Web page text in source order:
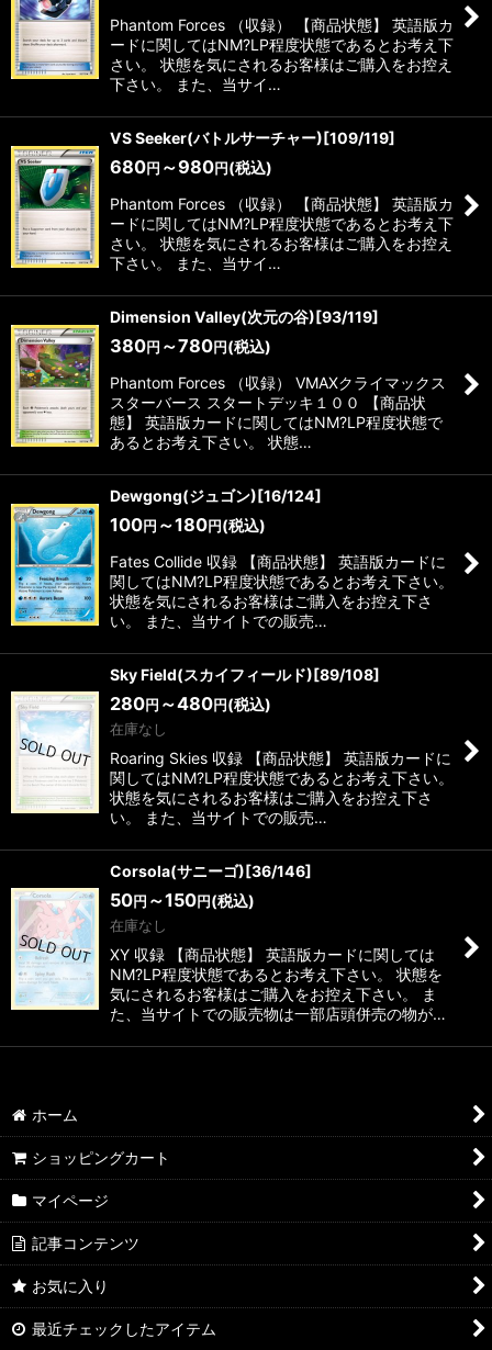
Phantom Forces （収録） 【商品状態】 英語版カ
ードに関してはNM?LP程度状態であるとお考え下
さい。 状態を気にされるお客様はご購入をお控え
下さい。 また、当サイ…
VS Seeker(バトルサーチャー)[109/119]
680円 ～980円 (税込)
Phantom Forces （収録） 【商品状態】 英語版カ
ードに関してはNM?LP程度状態であるとお考え下
さい。 状態を気にされるお客様はご購入をお控え
下さい。 また、当サイ…
Dimension Valley(次元の谷)[93/119]
380円 ～780円 (税込)
Phantom Forces （収録） VMAXクライマックス
スターバース スタートデッキ１００ 【商品状
態】 英語版カードに関してはNM?LP程度状態で
あるとお考え下さい。 状態…
Dewgong(ジュゴン)[16/124]
100円 ～180円 (税込)
Fates Collide 収録 【商品状態】 英語版カードに
関してはNM?LP程度状態であるとお考え下さい。
状態を気にされるお客様はご購入をお控え下さ
い。 また、当サイトでの販売…
Sky Field(スカイフィールド)[89/108]
280円 ～480円 (税込)
在庫なし
Roaring Skies 収録 【商品状態】 英語版カードに
関してはNM?LP程度状態であるとお考え下さい。
状態を気にされるお客様はご購入をお控え下さ
い。 また、当サイトでの販売…
Corsola(サニーゴ)[36/146]
50円 ～150円 (税込)
在庫なし
XY 収録 【商品状態】 英語版カードに関しては
NM?LP程度状態であるとお考え下さい。 状態を
気にされるお客様はご購入をお控え下さい。 ま
た、当サイトでの販売物は一部店頭併売の物が…
ホーム
ショッピングカート
マイページ
記事コンテンツ
お気に入り
最近チェックしたアイテム